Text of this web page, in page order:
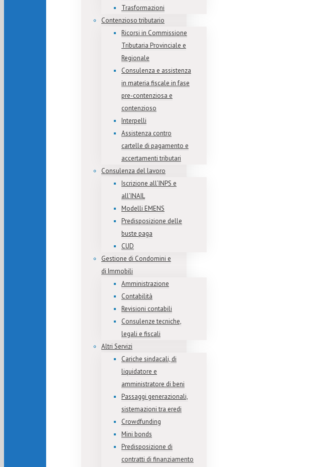
Trasformazioni
Contenzioso tributario
Ricorsi in Commissione
Tributaria Provinciale e
Regionale
Consulenza e assistenza
in materia fiscale in fase
pre-contenziosa e
contenzioso
Interpelli
Assistenza contro
cartelle di pagamento e
accertamenti tributari
Consulenza del lavoro
Iscrizione all’INPS e
all’INAIL
Modelli EMENS
Predisposizione delle
buste paga
CUD
Gestione di Condomini e
di Immobili
Amministrazione
Contabilità
Revisioni contabili
Consulenze tecniche,
legali e fiscali
Altri Servizi
Cariche sindacali, di
liquidatore e
amministratore di beni
Passaggi generazionali,
sistemazioni tra eredi
Crowdfunding
Mini bonds
Predisposizione di
contratti di finanziamento